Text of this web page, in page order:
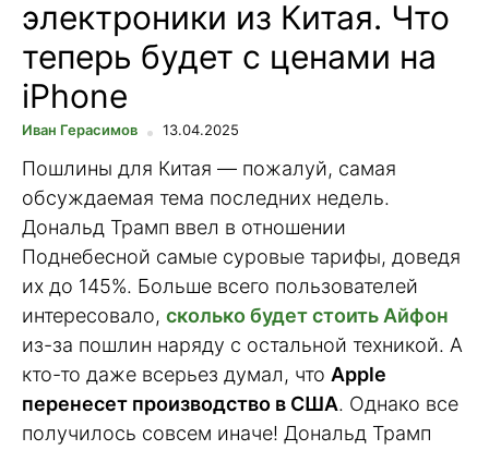
электроники из Китая. Что
теперь будет с ценами на
iPhone
Иван Герасимов 13.04.2025
Пошлины для Китая — пожалуй, самая
обсуждаемая тема последних недель.
Дональд Трамп ввел в отношении
Поднебесной самые суровые тарифы, доведя
их до 145%. Больше всего пользователей
интересовало, сколько будет стоить Айфон
из-за пошлин наряду с остальной техникой. А
кто-то даже всерьез думал, что Apple
перенесет производство в США. Однако все
получилось совсем иначе! Дональд Трамп